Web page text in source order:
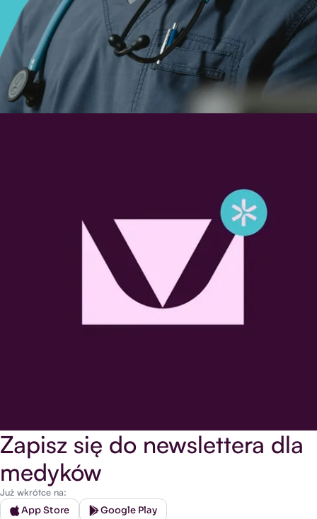
Zapisz się do newslettera dla
medyków
Już wkrótce na:
App Store Google Play